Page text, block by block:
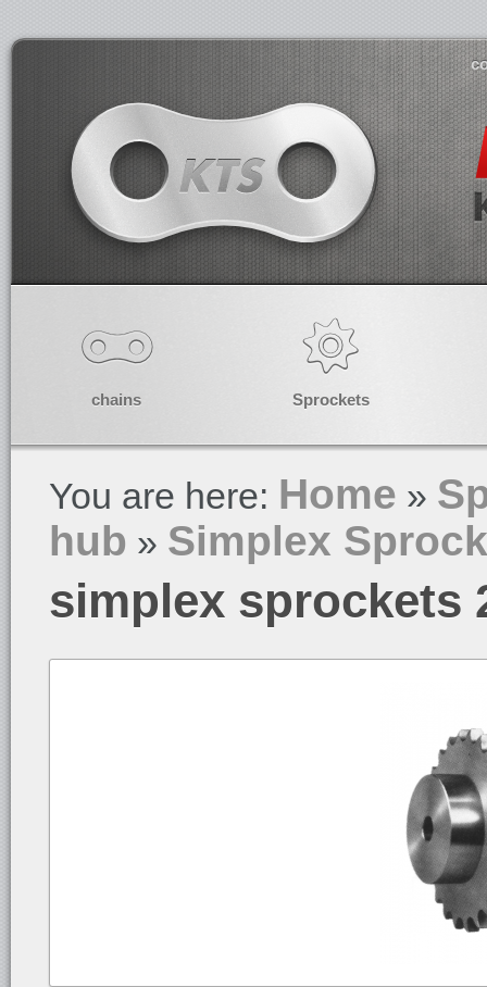
chains Sprockets
You are here: Home »
hub » Simplex
simplex sprockets